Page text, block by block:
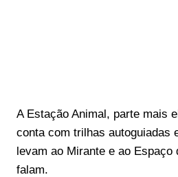
A Estação Animal, parte mais
conta com trilhas autoguiadas
levam ao Mirante e ao Espaço
falam.